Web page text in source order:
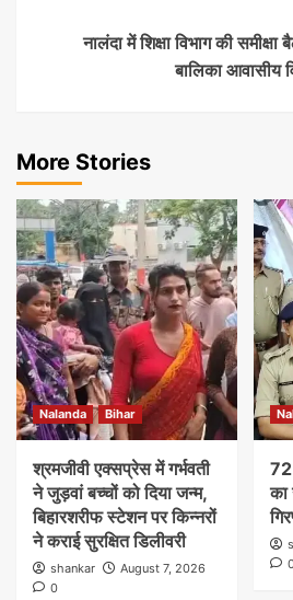
नालंदा में शिक्षा विभाग की
बालिका आवासीय
More Stories
Nalanda Bihar
श्रमजीवी एक्सप्रेस में गर्भवती
ने जुड़वां बच्चों को दिया जन्म,
बिहारशरीफ स्टेशन पर किन्नरों
ने कराई सुरक्षित डिलीवरी
shankar
August 7, 2026
0
72
का